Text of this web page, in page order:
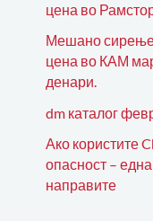
цена во
Мешано сирење
цена во КАМ
денари.
dm каталог
Ако користите
опасност –
направите